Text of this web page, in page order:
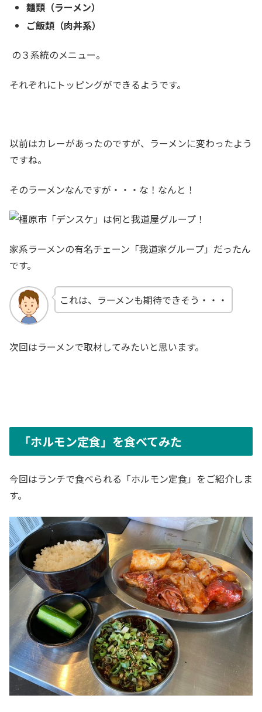
麺類（ラーメン）
ご飯類（肉丼系）
の３系統のメニュー。
それぞれにトッピングができるようです。
以前はカレーがあったのですが、ラーメンに変わったよう
ですね。
そのラーメンなんですが・・・な！なんと！
家系ラーメンの有名チェーン「我道家グループ」だったん
です。
これは、ラーメンも期待できそう・・・
次回はラーメンで取材してみたいと思います。
「ホルモン定食」を食べてみた
今回はランチで食べられる「ホルモン定食」をご紹介しま
す。